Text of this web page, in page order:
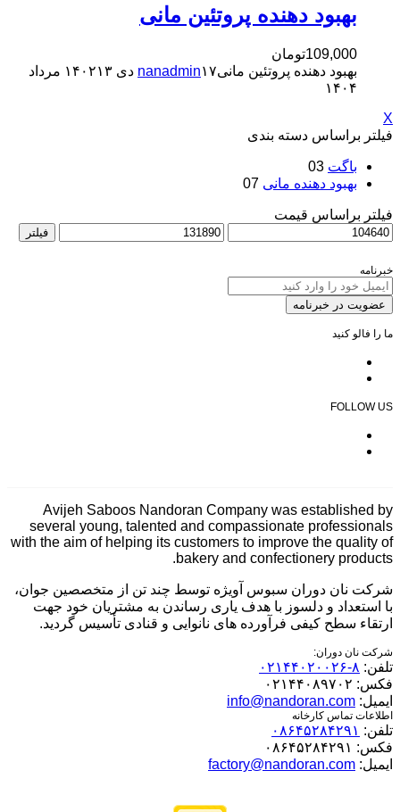
بهبود دهنده پروتئین مانی
109,000تومان
بهبود دهنده پروتئین مانی
nanadmin۱۷ دی ۱۴۰۲
۱۳ مرداد
۱۴۰۴
X
فیلتر براساس دسته بندی
باگت 03
بهبود دهنده‌ مانی 07
فیلتر براساس قیمت
فیلتر
خبرنامه
عضویت در خبرنامه
ما را فالو کنید
FOLLOW US
Avijeh Saboos Nandoran Company was established by
several young, talented and compassionate professionals
with the aim of helping its customers to improve the quality of
bakery and confectionery products.
شرکت نان دوران سبوس آویژه توسط چند تن از متخصصین جوان،
با استعداد و دلسوز با هدف یاری رساندن به مشتریان خود جهت
ارتقاء سطح کیفی فرآورده های نانوایی و قنادی تأسیس گردید.
شرکت نان دوران:
تلفن: ۸-۰۲۱۴۴۰۲۰۰۲۶
فکس: ۰۲۱۴۴۰۸۹۷۰۲
ایمیل: info@nandoran.com
اطلاعات تماس کارخانه
تلفن: ۰۸۶۴۵۲۸۴۲۹۱
فکس: ۰۸۶۴۵۲۸۴۲۹۱
ایمیل: factory@nandoran.com